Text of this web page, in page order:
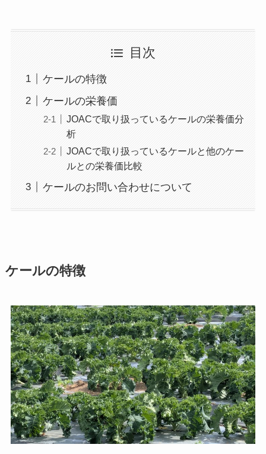
目次
ケールの特徴
ケールの栄養価
JOACで取り扱っているケールの栄養価分
析
JOACで取り扱っているケールと他のケー
ルとの栄養価比較
ケールのお問い合わせについて
ケールの特徴